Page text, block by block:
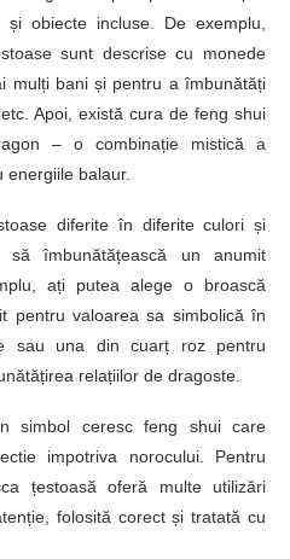
obiecte incluse. De exemplu,
sunt descrise cu monede
mulți bani și pentru a îmbunătăți
Apoi, există cura de feng shui
– o combinație mistică a
energiile balaur.
diferite în diferite culori și
să îmbunătățească un anumit
ați putea alege o broască
pentru valoarea sa simbolică în
sau una din cuarț roz pentru
relațiilor de dragoste.
simbol ceresc feng shui care
impotriva norocului. Pentru
țestoasă oferă multe utilizări
folosită corect și tratată cu